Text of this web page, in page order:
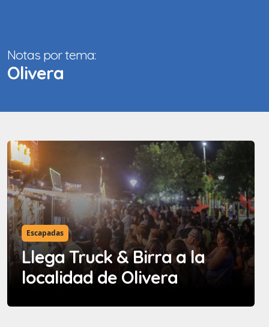
Notas por tema:
Olivera
Escapadas
Llega Truck & Birra a la
localidad de Olivera